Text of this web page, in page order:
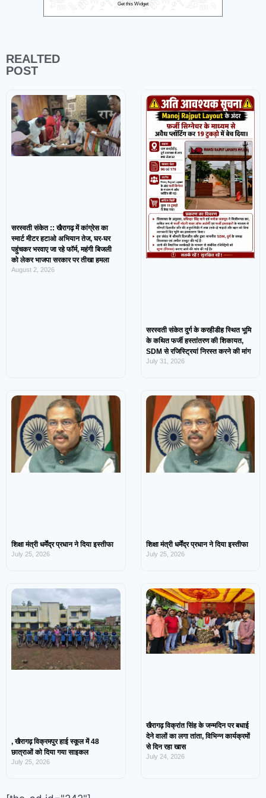
Get this Widget
REALTED
POST
सरस्वती संकेत :: खैरागढ़ में कांग्रेस का
स्मार्ट मीटर हटाओ अभियान तेज, घर-घर
पहुंचकर भरवाए जा रहे फॉर्म, महंगी बिजली
को लेकर भाजपा सरकार पर तीखा हमला
August 2, 2026
सरस्वती संकेत दुर्ग के करहीडीह स्थित भूमि
के कथित फर्जी हस्तांतरण की शिकायत,
SDM से रजिस्ट्रियां निरस्त करने की मांग
July 31, 2026
शिक्षा मंत्री धर्मेंद्र प्रधान ने दिया इस्तीफा
July 25, 2026
शिक्षा मंत्री धर्मेंद्र प्रधान ने दिया इस्तीफा
July 25, 2026
, खैरागढ़ विक्रमपुर हाई स्कूल में 48
छात्राओं को दिया गया साइकल
July 25, 2026
खैरागढ़ विक्रांत सिंह के जन्मदिन पर बधाई
देने वालों का लगा तांता, विभिन्न कार्यक्रमों
से दिन रहा खास
July 24, 2026